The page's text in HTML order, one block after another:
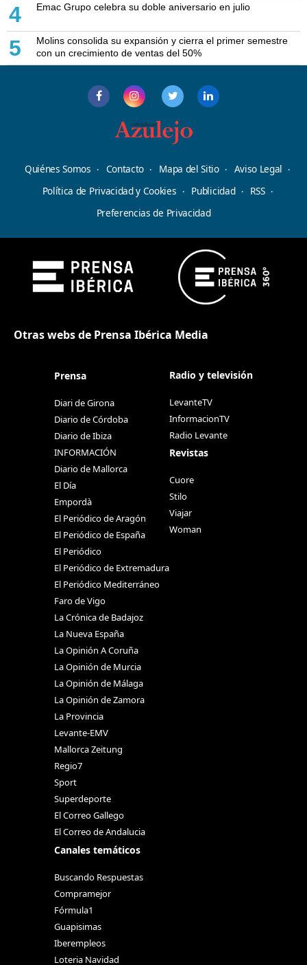
4 Emac Grupo celebra su doble aniversario en julio
5
Molins consolida su expansión y cierra el primer semestre
con un crecimiento de ventas del 50%
Quiénes Somos Contacto Mapa del Sitio
Aviso Legal
Política de Privacidad y Cookies
Publicidad
RSS
Preferencias de Privacidad
Otras webs de Prensa Ibérica Media
Prensa
Diari de Girona
Diario de Córdoba
Diario de Ibiza
INFORMACIÓN
Diario de Mallorca
El Día
Empordà
El Periódico de Aragón
El Periódico de España
El Periódico
El Periódico de Extremadura
El Periódico Mediterráneo
Faro de Vigo
La Crónica de Badajoz
La Nueva España
La Opinión A Coruña
La Opinión de Murcia
La Opinión de Málaga
La Opinión de Zamora
La Provincia
Levante-EMV
Mallorca Zeitung
Regio7
Sport
Superdeporte
El Correo Gallego
El Correo de Andalucia
Canales temáticos
Buscando Respuestas
Compramejor
Fórmula1
Guapisimas
Iberempleos
Loteria Navidad
Radio y televisión
LevanteTV
InformacionTV
Radio Levante
Revistas
Cuore
Stilo
Viajar
Woman